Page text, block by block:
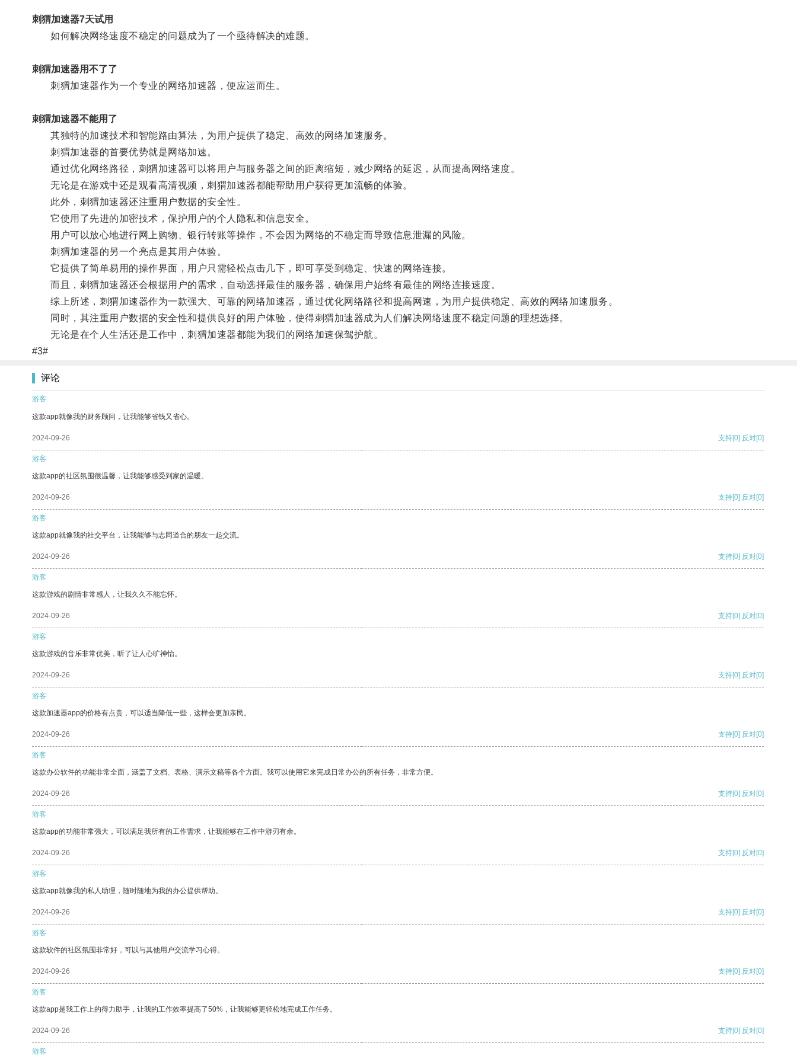
刺猬加速器7天试用
如何解决网络速度不稳定的问题成为了一个亟待解决的难题。
刺猬加速器用不了了
刺猬加速器作为一个专业的网络加速器，便应运而生。
刺猬加速器不能用了
其独特的加速技术和智能路由算法，为用户提供了稳定、高效的网络加速服务。
刺猬加速器的首要优势就是网络加速。
通过优化网络路径，刺猬加速器可以将用户与服务器之间的距离缩短，减少网络的延迟，从而提高网络速度。
无论是在游戏中还是观看高清视频，刺猬加速器都能帮助用户获得更加流畅的体验。
此外，刺猬加速器还注重用户数据的安全性。
它使用了先进的加密技术，保护用户的个人隐私和信息安全。
用户可以放心地进行网上购物、银行转账等操作，不会因为网络的不稳定而导致信息泄漏的风险。
刺猬加速器的另一个亮点是其用户体验。
它提供了简单易用的操作界面，用户只需轻松点击几下，即可享受到稳定、快速的网络连接。
而且，刺猬加速器还会根据用户的需求，自动选择最佳的服务器，确保用户始终有最佳的网络连接速度。
综上所述，刺猬加速器作为一款强大、可靠的网络加速器，通过优化网络路径和提高网速，为用户提供稳定、高效的网络加速服务。
同时，其注重用户数据的安全性和提供良好的用户体验，使得刺猬加速器成为人们解决网络速度不稳定问题的理想选择。
无论是在个人生活还是工作中，刺猬加速器都能为我们的网络加速保驾护航。
#3#
评论
游客
这款app就像我的财务顾问，让我能够省钱又省心。
2024-09-26 支持[0] 反对[0]
游客
这款app的社区氛围很温馨，让我能够感受到家的温暖。
2024-09-26 支持[0] 反对[0]
游客
这款app就像我的社交平台，让我能够与志同道合的朋友一起交流。
2024-09-26 支持[0] 反对[0]
游客
这款游戏的剧情非常感人，让我久久不能忘怀。
2024-09-26 支持[0] 反对[0]
游客
这款游戏的音乐非常优美，听了让人心旷神怡。
2024-09-26 支持[0] 反对[0]
游客
这款加速器app的价格有点贵，可以适当降低一些，这样会更加亲民。
2024-09-26 支持[0] 反对[0]
游客
这款办公软件的功能非常全面，涵盖了文档、表格、演示文稿等各个方面。我可以使用它来完成日常办公的所有任务，非常方便。
2024-09-26 支持[0] 反对[0]
游客
这款app的功能非常强大，可以满足我所有的工作需求，让我能够在工作中游刃有余。
2024-09-26 支持[0] 反对[0]
游客
这款app就像我的私人助理，随时随地为我的办公提供帮助。
2024-09-26 支持[0] 反对[0]
游客
这款软件的社区氛围非常好，可以与其他用户交流学习心得。
2024-09-26 支持[0] 反对[0]
游客
这款app是我工作上的得力助手，让我的工作效率提高了50%，让我能够更轻松地完成工作任务。
2024-09-26 支持[0] 反对[0]
游客